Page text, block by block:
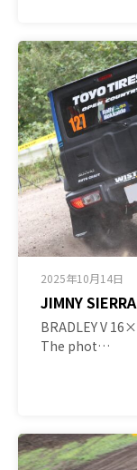
2025年10月14日
JIMNY
BRADLEY V
The phot…